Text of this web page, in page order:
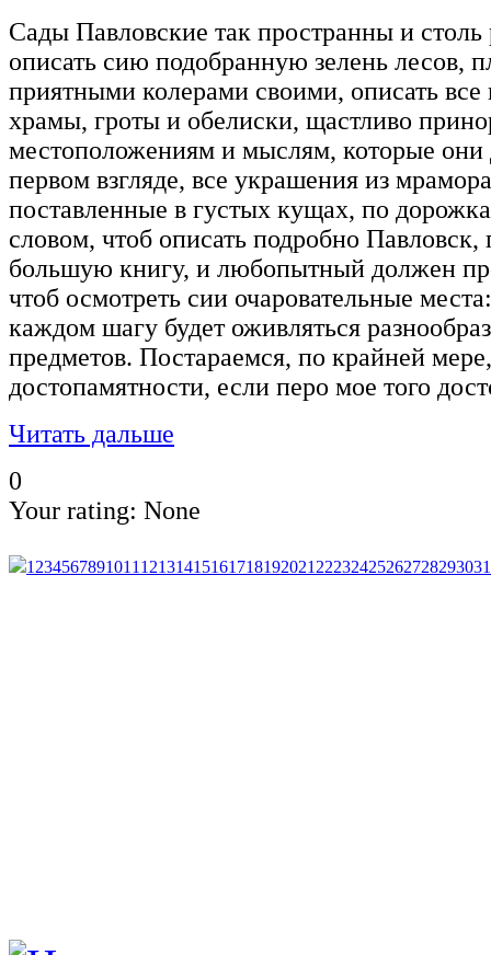
Сады Павловские так пространны и
описать сию подобранную зелень лесов,
приятными колерами своими, описать
храмы, гроты и обелиски, щастливо
местоположениям и мыслям, которые
первом взгляде, все украшения из
поставленные в густых кущах, по
словом, чтоб описать подробно Павловск,
большую книгу, и любопытный должен
чтоб осмотреть сии очаровательные
каждом шагу будет оживляться
предметов. Постараемся, по крайней
достопамятности, если перо мое того
Читать дальше
0
Your rating: None
1 234567891011 12131415161718192021 22232425262728293031